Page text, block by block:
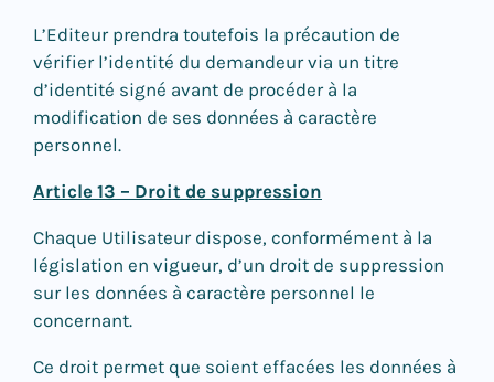
L’Editeur prendra toutefois la précaution de
vérifier l’identité du demandeur via un titre
d’identité signé avant de procéder à la
modification de ses données à caractère
personnel.
Article 13 – Droit de suppression
Chaque Utilisateur dispose, conformément à la
législation en vigueur, d’un droit de suppression
sur les données à caractère personnel le
concernant.
Ce droit permet que soient effacées les données à